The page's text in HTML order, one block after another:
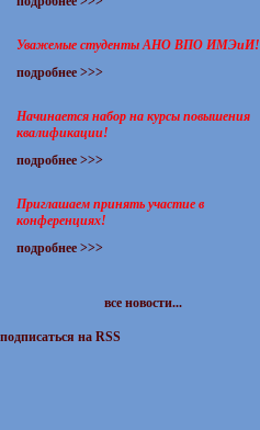
Уважемые студенты АНО ВПО ИМЭиИ!
подробнее >>>
Начинается набор на курсы повышения
квалификации!
подробнее >>>
Приглашаем принять участие в
конференциях!
подробнее >>>
все новости...
подписаться на RSS